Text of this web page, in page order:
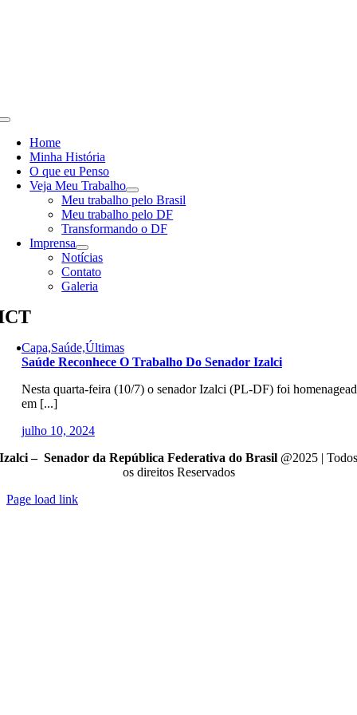
Toggle
NavigationHome
Minha História
O que eu Penso
Veja Meu Trabalho
Meu trabalho pelo Brasil
Meu trabalho pelo DF
Transformando o DF
Imprensa
Notícias
Contato
Galeria
Capa,Saúde,Últimas
Saúde Reconhece O Trabalho Do Senador Izalci
Nesta quarta-feira (10/7) o senador Izalci (PL-DF) foi
em [...]
julho 10, 2024
Izalci – Senador da República Federativa do Brasil @2025 | Todos
os direitos Reservados
Page load link